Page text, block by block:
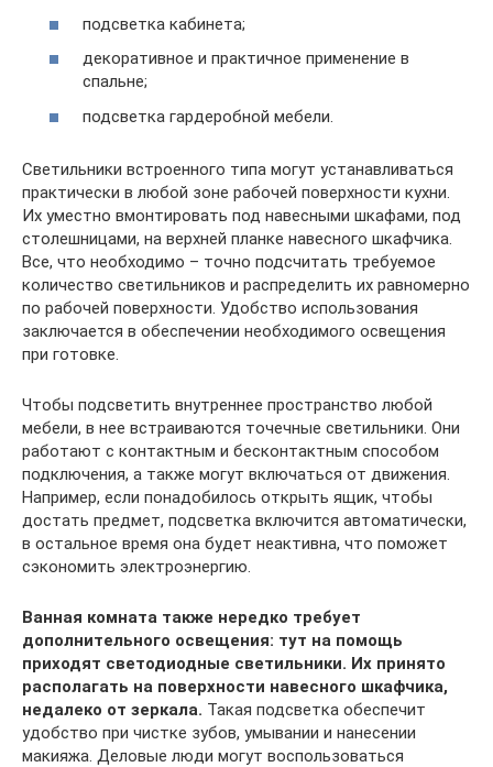
подсветка кабинета;
декоративное и практичное применение в
спальне;
подсветка гардеробной мебели.
Светильники встроенного типа могут устанавливаться
практически в любой зоне рабочей поверхности кухни.
Их уместно вмонтировать под навесными шкафами, под
столешницами, на верхней планке навесного шкафчика.
Все, что необходимо – точно подсчитать требуемое
количество светильников и распределить их равномерно
по рабочей поверхности. Удобство использования
заключается в обеспечении необходимого освещения
при готовке.
Чтобы подсветить внутреннее пространство любой
мебели, в нее встраиваются точечные светильники. Они
работают с контактным и бесконтактным способом
подключения, а также могут включаться от движения.
Например, если понадобилось открыть ящик, чтобы
достать предмет, подсветка включится автоматически,
в остальное время она будет неактивна, что поможет
сэкономить электроэнергию.
Ванная комната также нередко требует
дополнительного освещения: тут на помощь
приходят светодиодные светильники. Их принято
располагать на поверхности навесного шкафчика,
недалеко от зеркала. Такая подсветка обеспечит
удобство при чистке зубов, умывании и нанесении
макияжа. Деловые люди могут воспользоваться